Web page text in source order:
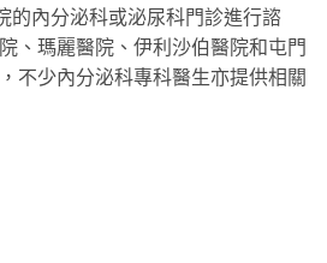
的內分泌科或泌尿科門診進行諮
、瑪麗醫院、伊利沙伯醫院和屯門
不少內分泌科專科醫生亦提供相關